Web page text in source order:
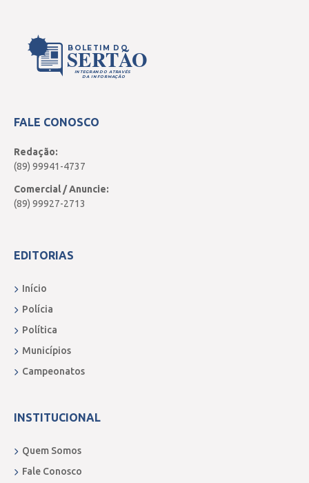
BOLETIM DO
SERTÃO
INTEGRANDO ATRAVÉS
DA INFORMAÇÃO
FALE CONOSCO
Redação:
(89) 99941-4737
Comercial / Anuncie:
(89) 99927-2713
EDITORIAS
Início
Polícia
Política
Municípios
Campeonatos
INSTITUCIONAL
Quem Somos
Fale Conosco